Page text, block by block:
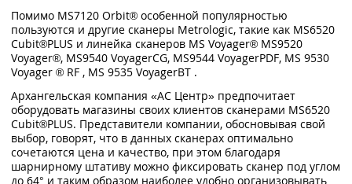
Помимо MS7120 Orbit® особенной популярностью
пользуются и другие сканеры Metrologic, такие как MS6520
Cubit®PLUS и линейка сканеров MS Voyager® MS9520
Voyager®, MS9540 VoyagerCG, MS9544 VoyagerPDF, MS 9530
Voyager ® RF , MS 9535 VoyagerBT .
Архангельская компания «АС Центр» предпочитает
оборудовать магазины своих клиентов сканерами MS6520
Cubit®PLUS. Представители компании, обосновывая свой
выбор, говорят, что в данных сканерах оптимально
сочетаются цена и качество, при этом благодаря
шарнирному штативу можно фиксировать сканер под углом
до 64° и таким образом наиболее удобно организовывать